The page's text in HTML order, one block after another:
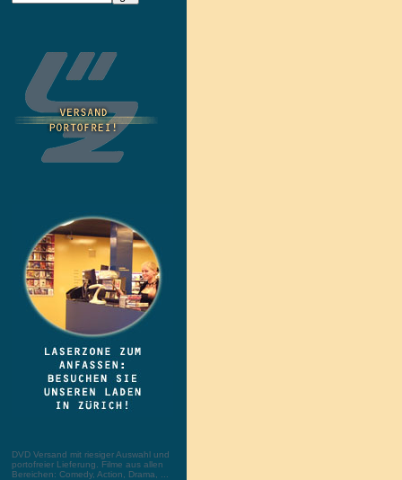
DVD Versand mit riesiger Auswahl und
portofreier Lieferung. Filme aus allen
Bereichen: Comedy, Action, Drama, ...